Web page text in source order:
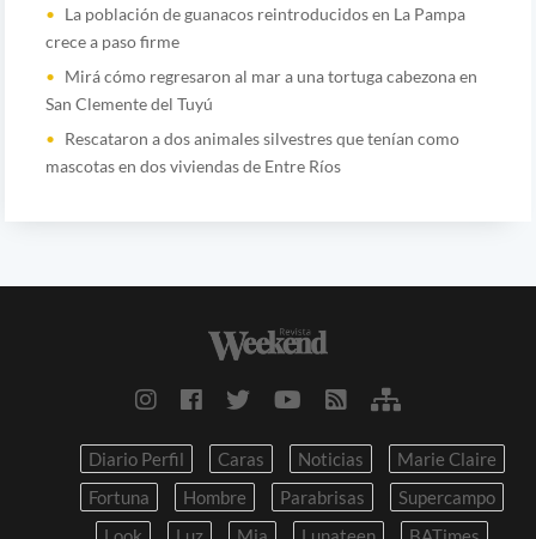
La población de guanacos reintroducidos en La Pampa
crece a paso firme
Mirá cómo regresaron al mar a una tortuga cabezona en
San Clemente del Tuyú
Rescataron a dos animales silvestres que tenían como
mascotas en dos viviendas de Entre Ríos
Diario Perfil Caras Noticias
Marie Claire
Fortuna
Hombre Parabrisas
Supercampo